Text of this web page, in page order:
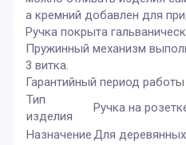
а кремний добавлен для
Ручка покрыта
Пружинный механизм
3 витка.
Гарантийный период работы
Тип
изделия
Ручка на
НазначениеДля